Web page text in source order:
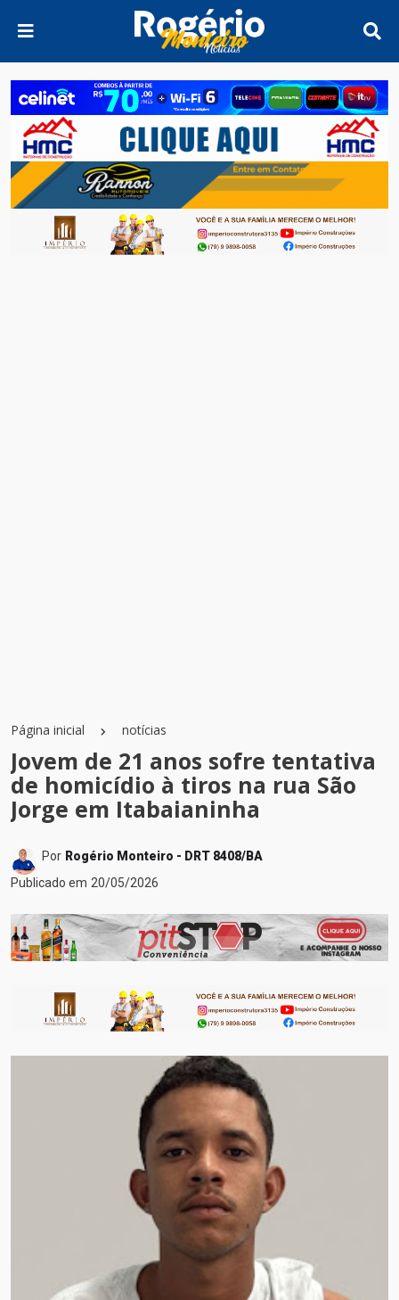
Página inicial notícias
Jovem de 21 anos sofre tentativa
de homicídio à tiros na rua São
Jorge em Itabaianinha
Por Rogério Monteiro - DRT 8408/BA
Publicado em 20/05/2026